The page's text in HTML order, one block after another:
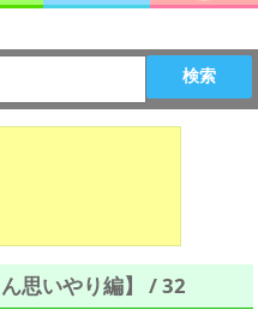
検索
思いやり編】 / 32